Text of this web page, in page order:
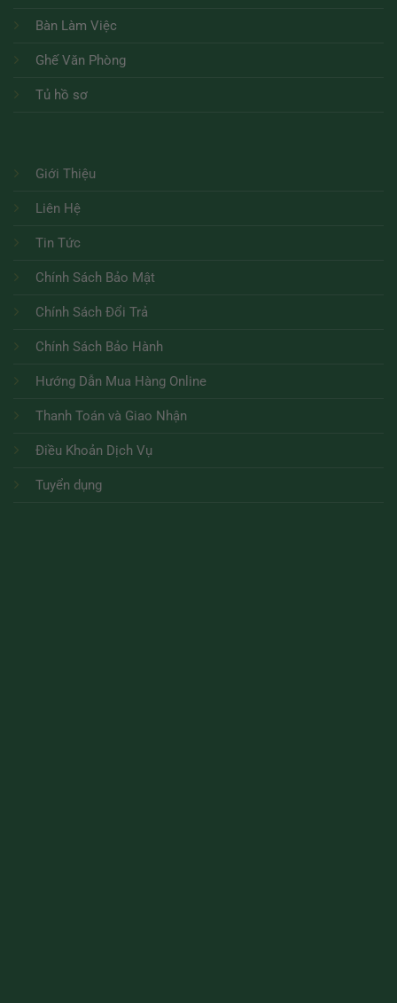
Bàn Làm Việc
Ghế Văn Phòng
Tủ hồ sơ
Giới Thiệu
Liên Hệ
Tin Tức
Chính Sách Bảo Mật
Chính Sách Đổi Trả
Chính Sách Bảo Hành
Hướng Dẫn Mua Hàng Online
Thanh Toán và Giao Nhận
Điều Khoản Dịch Vụ
Tuyển dụng